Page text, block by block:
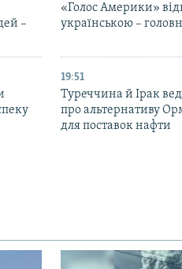
–
«Голос Америки»
українською –
19:51
Туреччина й Ірак
про альтернативу
для поставок нафти